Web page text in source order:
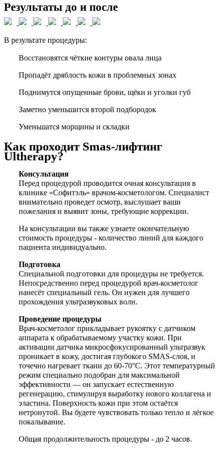
Результаты до и после
В результате процедуры:
Восстановятся чёткие контуры овала лица
Пропадёт дряблость кожи в проблемных зонах
Поднимутся опущенные брови, щёки и уголки губ
Заметно уменьшится второй подбородок
Уменьшатся морщины и складки
Как проходит Smas-лифтинг
Ultherapy?
Консультация
Перед процедурой проводится очная консультация в
клинике «Софитэль» врачом-косметологом. Специалист
внимательно проведет осмотр, выслушает ваши
пожелания и выявит зоны, требующие коррекции.
На консультации вы также узнаете окончательную
стоимость процедуры - количество линий для каждого
пациента индивидуально.
Подготовка
Специальной подготовки для процедуры не требуется.
Непосредственно перед процедурой врач-косметолог
нанесёт специальный гель. Он нужен для лучшего
прохождения ультразвуковых волн.
Проведение процедуры
Врач-косметолог прикладывает рукоятку с датчиком
аппарата к обрабатываемому участку кожи. При
активации датчика микросфокусированный ультразвук
проникает в кожу, достигая глубокого SMAS-слоя, и
точечно нагревает ткани до 60-70°C. Этот температурный
режим специально подобран для максимальной
эффективности — он запускает естественную
регенерацию, стимулируя выработку нового коллагена и
эластина. Поверхность кожи при этом остаётся
нетронутой. Вы будете чувствовать только тепло и лёгкое
покалывание.
Общая продолжительность процедуры - до 2 часов.